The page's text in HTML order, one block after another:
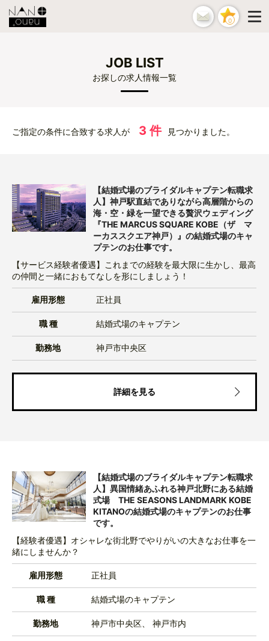
0
JOB LIST
お探しの求人情報一覧
ご指定の条件に合致する求人が 3 件 見つかりました。
【結婚式場のブライダルキャプテン転職求
人】神戸駅直結でありながら高層階からの
海・空・緑を一望できる贅沢ウェディング
『THE MARCUS SQUARE KOBE（ザ マ
ーカススクエア神戸）』の結婚式場のキャ
プテンのお仕事です。
【サービス経験者優遇】これまでの経験を最大限に生かし、最高
の仲間と一緒におもてなしを形にしましょう！
雇用形態 正社員
職 種 結婚式場のキャプテン
勤務地 神戸市中央区
詳細を見る
【結婚式場のブライダルキャプテン転職求
人】異国情緒あふれる神戸北野にある結婚
式場 THE SEASONS LANDMARK KOBE
KITANOの結婚式場のキャプテンのお仕事
です。
【経験者優遇】オシャレな街北野でやりがいの大きなお仕事を一
緒にしませんか？
雇用形態 正社員
職 種 結婚式場のキャプテン
勤務地 神戸市中央区、 神戸市内